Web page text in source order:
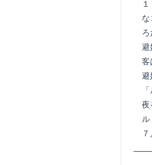
１
な
ろ
避
客
避
「
夜
ル
７